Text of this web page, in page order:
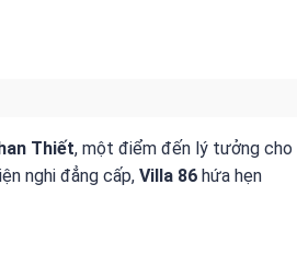
Thiết, một điểm đến lý tưởng cho
nghi đẳng cấp, Villa 86 hứa hẹn